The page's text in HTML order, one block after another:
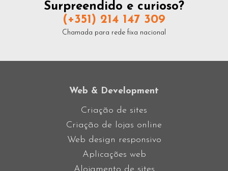
Surpreendido e curioso?
(+351) 214 147 309
Chamada para rede fixa nacional
Web & Development
Criação de sites
Criação de lojas online
Web design responsivo
Aplicações web